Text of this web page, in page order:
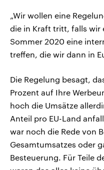
„Wir wollen eine
die in Kraft tritt, falls wir
Sommer 2020 eine
treffen, die wir dann in
Die Regelung besagt,
Prozent auf Ihre
hoch die Umsätze
Anteil pro EU-Land
war noch die Rede von
Gesamtumsatzes oder
Besteuerung. Für Teile